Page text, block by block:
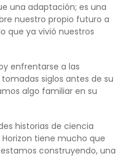
una adaptación; es una
nuestro propio futuro a
que ya vivió nuestros
enfrentarse a las
siglos antes de su
algo familiar en su
historias de ciencia
tiene mucho que
construyendo, una